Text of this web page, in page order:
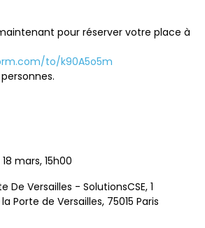
pour réserver votre place à
to/k90A5o5m
mars, 15h00
De Versailles - SolutionsCSE, 1
Porte de Versailles, 75015 Paris